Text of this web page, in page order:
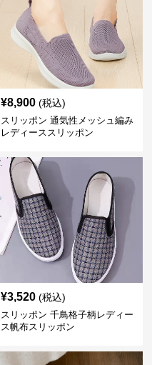
¥8,900 (税込)
スリッポン 通気性メッシュ編み
レディーススリッポン
¥3,520 (税込)
スリッポン 千鳥格子柄レディー
ス帆布スリッポン